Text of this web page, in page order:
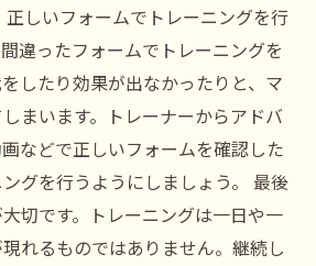
正しいフォームでトレーニングを行
違ったフォームでトレーニングを
したり効果が出なかったりと、マ
まいます。トレーナーからアドバ
などで正しいフォームを確認した
グを行うようにしましょう。 最後
切です。トレーニングは一日や一
れるものではありません。継続し